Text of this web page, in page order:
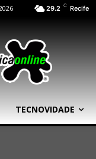
29.2 C Recife
TECNOVIDADE